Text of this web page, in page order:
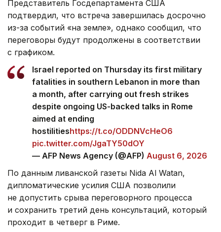
Представитель Госдепартамента США
подтвердил, что встреча завершилась досрочно
из-за событий «на земле», однако сообщил, что
переговоры будут продолжены в соответствии
с графиком.
Israel reported on Thursday its first military
fatalities in southern Lebanon in more than
a month, after carrying out fresh strikes
despite ongoing US-backed talks in Rome
aimed at ending
hostilitieshttps://t.co/ODDNVcHeO6
pic.twitter.com/JgaTY50dOY
— AFP News Agency (@AFP) August 6, 2026
По данным ливанской газеты Nida Al Watan,
дипломатические усилия США позволили
не допустить срыва переговорного процесса
и сохранить третий день консультаций, который
проходит в четверг в Риме.